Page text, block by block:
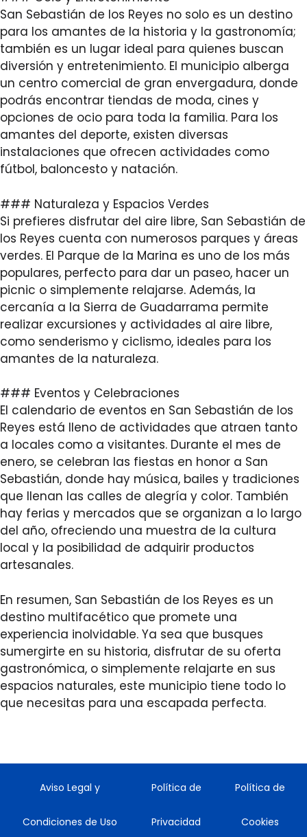
San Sebastián de los Reyes no solo es un destino
para los amantes de la historia y la gastronomía;
también es un lugar ideal para quienes buscan
diversión y entretenimiento. El municipio alberga
un centro comercial de gran envergadura, donde
podrás encontrar tiendas de moda, cines y
opciones de ocio para toda la familia. Para los
amantes del deporte, existen diversas
instalaciones que ofrecen actividades como
fútbol, baloncesto y natación.
### Naturaleza y Espacios Verdes
Si prefieres disfrutar del aire libre, San Sebastián de
los Reyes cuenta con numerosos parques y áreas
verdes. El Parque de la Marina es uno de los más
populares, perfecto para dar un paseo, hacer un
picnic o simplemente relajarse. Además, la
cercanía a la Sierra de Guadarrama permite
realizar excursiones y actividades al aire libre,
como senderismo y ciclismo, ideales para los
amantes de la naturaleza.
### Eventos y Celebraciones
El calendario de eventos en San Sebastián de los
Reyes está lleno de actividades que atraen tanto
a locales como a visitantes. Durante el mes de
enero, se celebran las fiestas en honor a San
Sebastián, donde hay música, bailes y tradiciones
que llenan las calles de alegría y color. También
hay ferias y mercados que se organizan a lo largo
del año, ofreciendo una muestra de la cultura
local y la posibilidad de adquirir productos
artesanales.
En resumen, San Sebastián de los Reyes es un
destino multifacético que promete una
experiencia inolvidable. Ya sea que busques
sumergirte en su historia, disfrutar de su oferta
gastronómica, o simplemente relajarte en sus
espacios naturales, este municipio tiene todo lo
que necesitas para una escapada perfecta.
Aviso Legal y
Condiciones de Uso
Política de
Privacidad
Política de
Cookies